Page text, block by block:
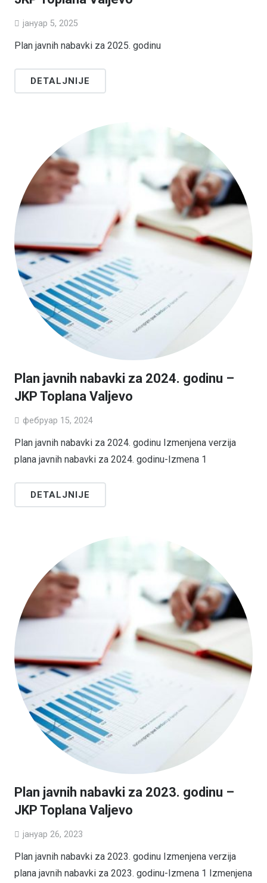
јануар 5, 2025
Plan javnih nabavki za 2025. godinu
DETALJNIJE
Plan javnih nabavki za 2024. godinu –
JKP Toplana Valjevo
фебруар 15, 2024
Plan javnih nabavki za 2024. godinu Izmenjena verzija
plana javnih nabavki za 2024. godinu-Izmena 1
DETALJNIJE
Plan javnih nabavki za 2023. godinu –
JKP Toplana Valjevo
јануар 26, 2023
Plan javnih nabavki za 2023. godinu Izmenjena verzija
plana javnih nabavki za 2023. godinu-Izmena 1 Izmenjena